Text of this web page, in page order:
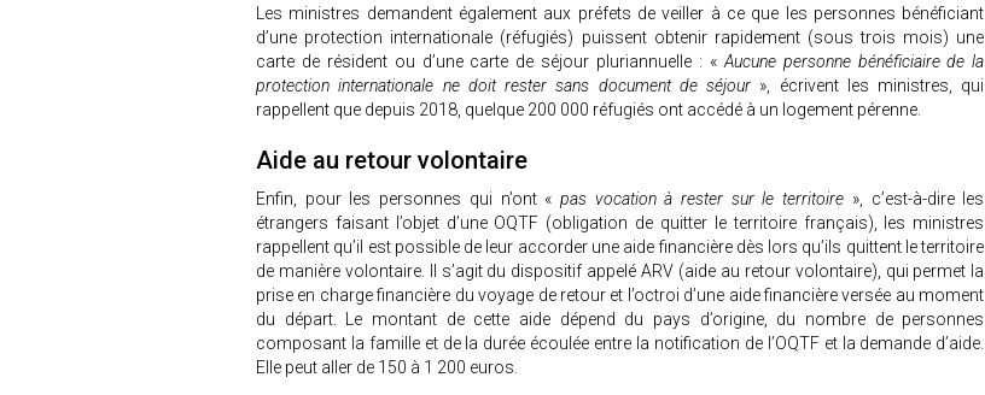
Les ministres demandent également aux préfets de veiller à ce que les personnes bénéficiant
d’une protection internationale (réfugiés) puissent obtenir rapidement (sous trois mois) une
carte de résident ou d’une carte de séjour pluriannuelle : « Aucune personne bénéficiaire de la
protection internationale ne doit rester sans document de séjour », écrivent les ministres, qui
rappellent que depuis 2018, quelque 200 000 réfugiés ont accédé à un logement pérenne.
Aide au retour volontaire
Enfin, pour les personnes qui n’ont « pas vocation à rester sur le territoire », c’est-à-dire les
étrangers faisant l’objet d’une OQTF (obligation de quitter le territoire français), les ministres
rappellent qu’il est possible de leur accorder une aide financière dès lors qu’ils quittent le territoire
de manière volontaire. Il s’agit du dispositif appelé ARV (aide au retour volontaire), qui permet la
prise en charge financière du voyage de retour et l’octroi d’une aide financière versée au moment
du départ. Le montant de cette aide dépend du pays d’origine, du nombre de personnes
composant la famille et de la durée écoulée entre la notification de l’OQTF et la demande d’aide.
Elle peut aller de 150 à 1 200 euros.